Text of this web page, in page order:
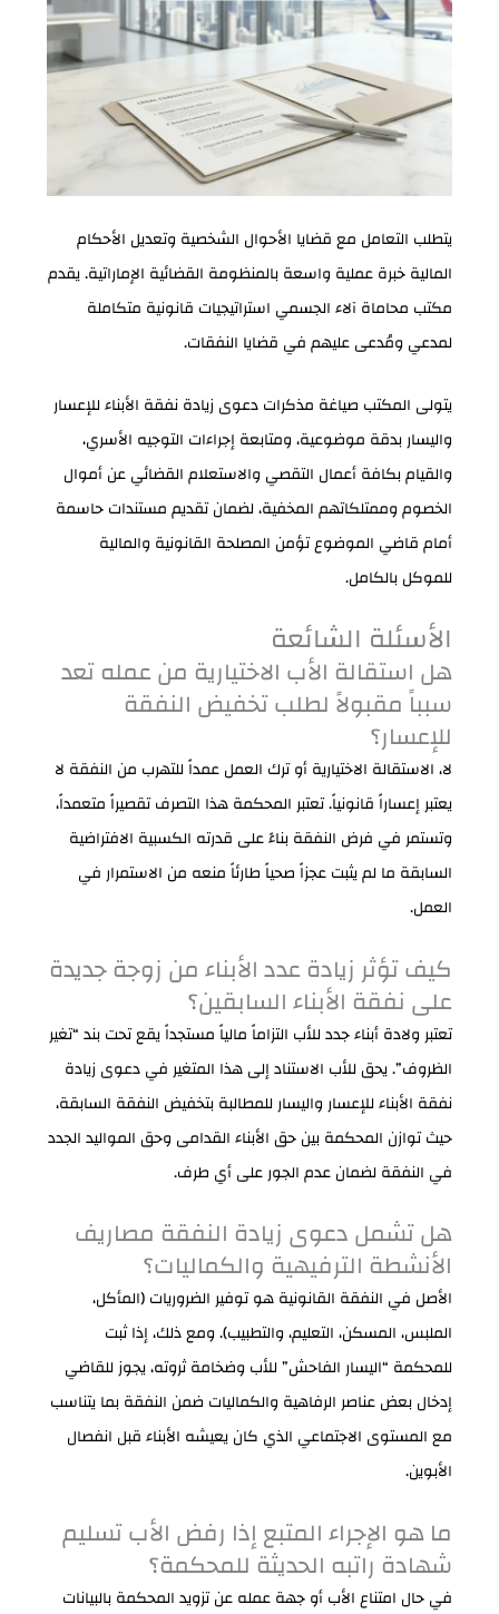
يتطلب التعامل مع قضايا الأحوال الشخصية وتعديل الأحكام
المالية خبرة عملية واسعة بالمنظومة القضائية الإماراتية. يقدم
مكتب محاماة آلاء الجسمي استراتيجيات قانونية متكاملة
لمدعي ومُدعى عليهم في قضايا النفقات.
يتولى المكتب صياغة مذكرات دعوى زيادة نفقة الأبناء للإعسار
واليسار بدقة موضوعية، ومتابعة إجراءات التوجيه الأسري،
والقيام بكافة أعمال التقصي والاستعلام القضائي عن أموال
الخصوم وممتلكاتهم المخفية، لضمان تقديم مستندات حاسمة
أمام قاضي الموضوع تؤمن المصلحة القانونية والمالية
للموكل بالكامل.
الأسئلة الشائعة
هل استقالة الأب الاختيارية من عمله تعد
سبباً مقبولاً لطلب تخفيض النفقة
للإعسار؟
لا، الاستقالة الاختيارية أو ترك العمل عمداً للتهرب من النفقة لا
يعتبر إعساراً قانونياً. تعتبر المحكمة هذا التصرف تقصيراً متعمداً،
وتستمر في فرض النفقة بناءً على قدرته الكسبية الافتراضية
السابقة ما لم يثبت عجزاً صحياً طارئاً منعه من الاستمرار في
العمل.
كيف تؤثر زيادة عدد الأبناء من زوجة جديدة
على نفقة الأبناء السابقين؟
تعتبر ولادة أبناء جدد للأب التزاماً مالياً مستجداً يقع تحت بند “تغير
الظروف”. يحق للأب الاستناد إلى هذا المتغير في دعوى زيادة
نفقة الأبناء للإعسار واليسار للمطالبة بتخفيض النفقة السابقة،
حيث توازن المحكمة بين حق الأبناء القدامى وحق المواليد الجدد
في النفقة لضمان عدم الجور على أي طرف.
هل تشمل دعوى زيادة النفقة مصاريف
الأنشطة الترفيهية والكماليات؟
الأصل في النفقة القانونية هو توفير الضروريات (المأكل،
الملبس، المسكن، التعليم، والتطبيب). ومع ذلك، إذا ثبت
للمحكمة “اليسار الفاحش” للأب وضخامة ثروته، يجوز للقاضي
إدخال بعض عناصر الرفاهية والكماليات ضمن النفقة بما يتناسب
مع المستوى الاجتماعي الذي كان يعيشه الأبناء قبل انفصال
الأبوين.
ما هو الإجراء المتبع إذا رفض الأب تسليم
شهادة راتبه الحديثة للمحكمة؟
في حال امتناع الأب أو جهة عمله عن تزويد المحكمة بالبيانات